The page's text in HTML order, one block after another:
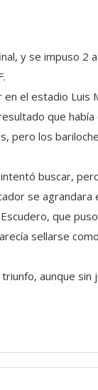
y se impuso 2
el estadio Luis
que había
pero los
buscar,
se agrandara
que
sellarse
aunque